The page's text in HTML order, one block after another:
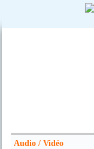
Audio / Vidéo